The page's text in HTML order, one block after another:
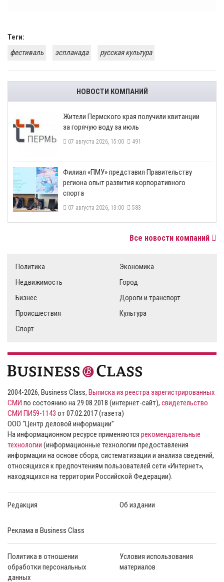
Теги:
фестиваль
эспланада русская культура
НОВОСТИ КОМПАНИЙ
​Жители Пермского края получили квитанции
за горячую воду за июль
07 августа 2026, 15:00 491
​Филиал «ПМУ» представил Правительству
региона опыт развития корпоративного
спорта
07 августа 2026, 13:00 583
Все новости компаний
Политика
Экономика
Недвижимость
Город
Бизнес
Дороги и транспорт
Происшествия
Культура
Спорт
2004-2026, Business Class, Выписка из реестра зарегистрированных
СМИ по состоянию на 29.08.2018 (интернет-сайт), свидетельство
СМИ ПИ59-1143 от 07.02.2017 (газета)
ООО “Центр деловой информации”
На информационном ресурсе применяются рекомендательные
технологии (информационные технологии предоставления
информации на основе сбора, систематизации и анализа сведений,
относящихся к предпочтениям пользователей сети «Интернет»,
находящихся на территории Российской Федерации).
Редакция Об издании
Реклама в Business Class
Политика в отношении
обработки персональных
данных
Условия использования
материалов